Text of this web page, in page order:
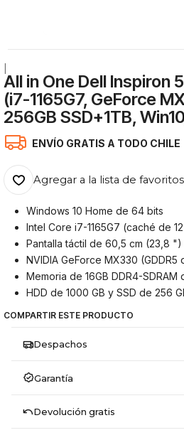
All in One Dell Inspiron
(i7-1165G7, GeForce
256GB SSD+1TB,
ENVÍO GRATIS A TODO CHILE
Agregar a la lista de favoritos
Windows 10 Home de 64 bits
Intel Core i7-1165G7 (caché de
Pantalla táctil de 60,5 cm (23,8 ")
NVIDIA GeForce MX330 (GDDR5
Memoria de 16GB DDR4-SDRAM
HDD de 1000 GB y SSD de 256
COMPARTIR ESTE PRODUCTO
Despachos
Garantía
Devolución gratis